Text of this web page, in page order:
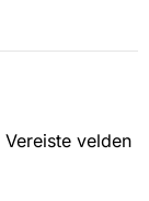
Vereiste velden